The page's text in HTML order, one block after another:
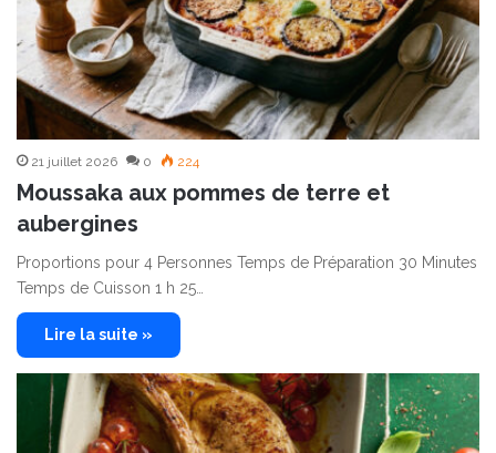
21 juillet 2026 0 224
Moussaka aux pommes de terre et
aubergines
Proportions pour 4 Personnes Temps de Préparation 30 Minutes
Temps de Cuisson 1 h 25…
Lire la suite »